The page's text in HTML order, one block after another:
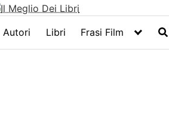
Autori Libri Frasi Film